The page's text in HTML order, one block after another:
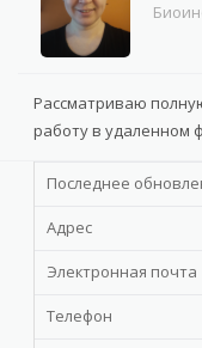
Рассматриваю
работу в удаленном
Последнее
Адрес
Электронная почта
Телефон